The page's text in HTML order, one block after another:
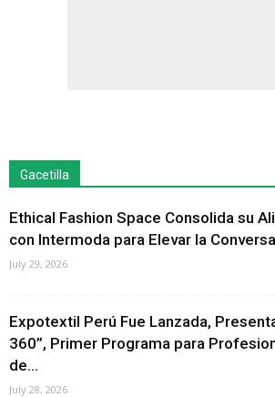
Gacetilla
Ethical Fashion Space Consolida su
con Intermoda para Elevar la
July 29, 2026
Expotextil Perú Fue Lanzada,
360”, Primer Programa para
de...
July 28, 2026